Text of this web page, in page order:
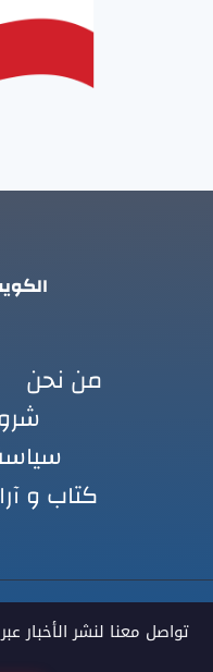
من نحن
كتاب و
تواصل معنا لنشر الأخبار